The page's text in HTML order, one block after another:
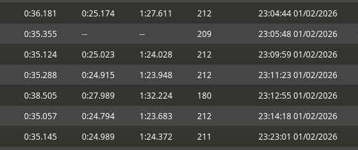
ayer fue escasa,
hijo!
y bueno partido para aquellos que van
fueron bastante agobiado por
0:36.181 0:25.174 1:27.611 212
23:04:44 01/02/2026
0:35.355 -- -- 209 23:05:48 01/02/2026
0:35.124 0:25.023 1:24.028 212
23:09:59 01/02/2026
0:35.288 0:24.915 1:23.948 212
23:11:23 01/02/2026
0:38.505 0:27.989 1:32.224 180
23:12:55 01/02/2026
0:35.057 0:24.794 1:23.683 212
23:14:18 01/02/2026
0:35.145 0:24.989 1:24.372 211
23:23:01 01/02/2026